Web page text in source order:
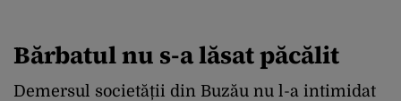
Bărbatul nu s-a lăsat păcălit
Demersul societății din Buzău nu l-a intimidat